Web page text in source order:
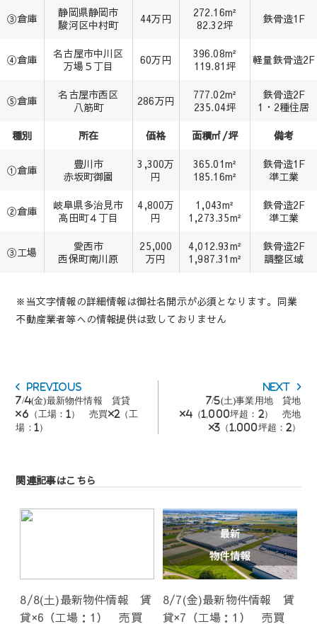
③倉庫
静岡県静岡市
駿河区中村町
44万円
272.16m²
82.32坪
鉄骨造1F
④倉庫
名古屋市中川区
万場５丁目
60万円
396.08m²
119.81坪
軽量鉄骨造2F
⑤倉庫
名古屋市西区
八筋町
286万円
777.02m²
235.04坪
鉄骨造2F
1・2種住居
種別
所在 価格 面積㎡/坪 備考
①倉庫
豊川市
赤坂町御園
3,300万
円
365.01m²
185.16m²
鉄骨造1F
準工業
②倉庫
岐阜県多治見市
高田町４丁目
4,800万
円
1,043m²
1,273.35m²
鉄骨造2F
準工業
③工場
愛西市
西保町南川原
25,000
万円
4,012.93m²
1,987.31m²
鉄骨造2F
調整区域
※当文字情報の詳細情報は御社名開示が必須となります。同業
不動産業者等への情報提供は致しておりません
投
稿
ナ
ビ
ゲ
ン
PreviousPrevious
post:
7/4(金)最新物件情報 賃貸
×6（工場：1） 売買×2（工
場：1）
Next
7/5(土)事業用地 貸地
×4（1,000坪超：2） 売地
×3（1,000坪超：2）
関連記事はこちら
8/8(土)最新物件情報 賃
貸×6（工場：1） 売買
8/7(金)最新物件情報 賃
貸×7（工場：1） 売買